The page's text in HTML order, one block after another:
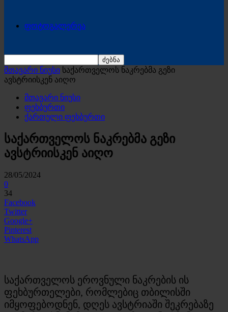
ფოტოგალერეა
მთავარი ნიუსი საქართველოს ნაკრებმა გეზი
ავსტრიისკენ აიღო
მთავარი ნიუსი
ფეხბურთი
ქართული ფეხბურთი
საქართველოს ნაკრებმა გეზი
ავსტრიისკენ აიღო
28/05/2024
0
34
Facebook
Twitter
Google+
Pinterest
WhatsApp
საქართველოს ეროვნული ნაკრების ის
ფეხბურთელები, რომლებიც თბილისში
იმყოფებოდნენ, დღეს ავსტრიაში შეკრებაზე